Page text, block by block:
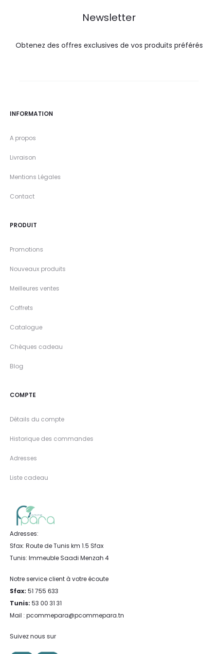
Newsletter
Obtenez des offres exclusives de vos produits préférés
INFORMATION
A propos
Livraison
Mentions Légales
Contact
PRODUIT
Promotions
Nouveaux produits
Meilleures ventes
Coffrets
Catalogue
Chèques cadeau
Blog
COMPTE
Détails du compte
Historique des commandes
Adresses
Liste cadeau
Adresses:
Sfax: Route de Tunis km 1.5 Sfax
Tunis: Immeuble Saadi Menzah 4
Notre service client à votre écoute
Sfax: 51 755 633
Tunis: 53 00 31 31
Mail : pcommepara@pcommepara.tn
Suivez nous sur